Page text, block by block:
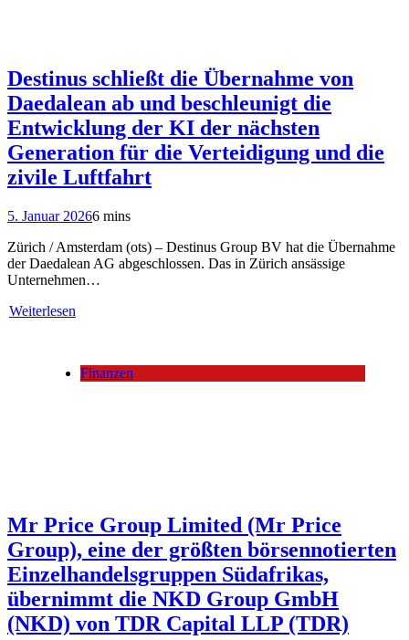
Destinus schließt die Übernahme von
Daedalean ab und beschleunigt die
Entwicklung der KI der nächsten
Generation für die Verteidigung und die
zivile Luftfahrt
5. Januar 20266 mins
Zürich / Amsterdam (ots) – Destinus Group BV hat die Übernahme
der Daedalean AG abgeschlossen. Das in Zürich ansässige
Unternehmen…
Weiterlesen
Finanzen
Mr Price Group Limited (Mr Price
Group), eine der größten börsennotierten
Einzelhandelsgruppen Südafrikas,
übernimmt die NKD Group GmbH
(NKD) von TDR Capital LLP (TDR)